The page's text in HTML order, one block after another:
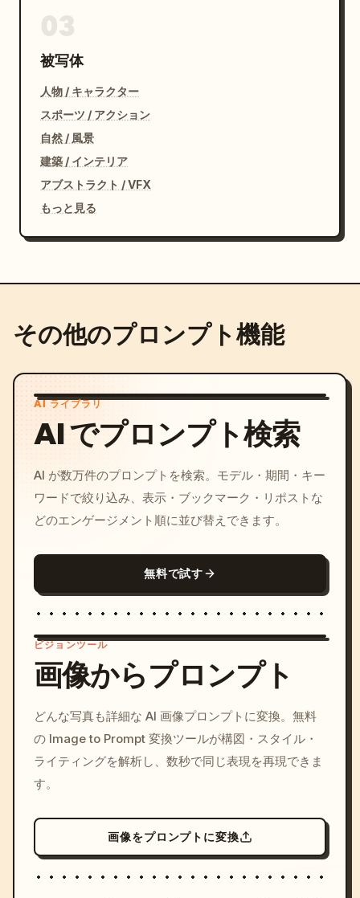
被写体
人物 / キャラクター
スポーツ / アクション
自然 / 風景
建築 / インテリア
アブストラクト / VFX
もっと見る
その他のプロンプト機能
AI ライブラリ
AI でプロンプト検索
AI が数万件のプロンプトを検索。モデル・期間・キー
ワードで絞り込み、表示・ブックマーク・リポストな
どのエンゲージメント順に並び替えできます。
無料で試す
c, cyberpunk sunset, neon
colors, 8k --v 6.0
ビジョンツール
画像からプロンプト
どんな写真も詳細な AI 画像プロンプトに変換。無料
の Image to Prompt 変換ツールが構図・スタイル・
ライティングを解析し、数秒で同じ表現を再現できま
す。
画像をプロンプトに変換